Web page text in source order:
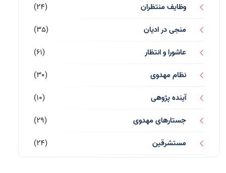
وظایف منتظران
(24)
منجی در ادیان
(35)
عاشورا و انتظار
(61)
نظام مهدوی
(30)
آینده پژوهی
(10)
جستارهای مهدوی
(29)
مستشرقین
(24)